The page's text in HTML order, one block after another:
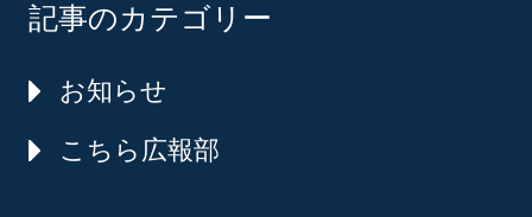
記事のカテゴリー
お知らせ
こちら広報部